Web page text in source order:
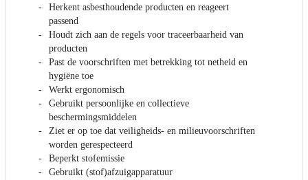
Herkent asbesthoudende producten en reageert
passend
Houdt zich aan de regels voor traceerbaarheid van
producten
Past de voorschriften met betrekking tot netheid en
hygiëne toe
Werkt ergonomisch
Gebruikt persoonlijke en collectieve
beschermingsmiddelen
Ziet er op toe dat veiligheids- en milieuvoorschriften
worden gerespecteerd
Beperkt stofemissie
Gebruikt (stof)afzuigapparatuur